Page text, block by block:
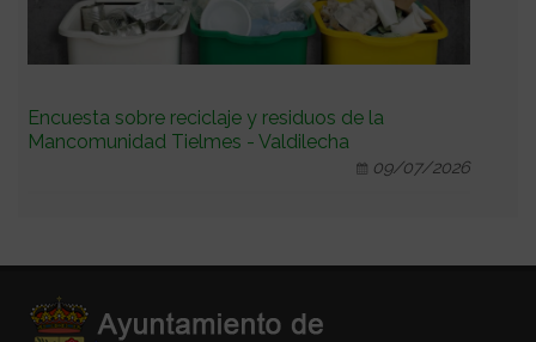
Encuesta sobre reciclaje y residuos de la
Mancomunidad Tielmes - Valdilecha
09/07/2026